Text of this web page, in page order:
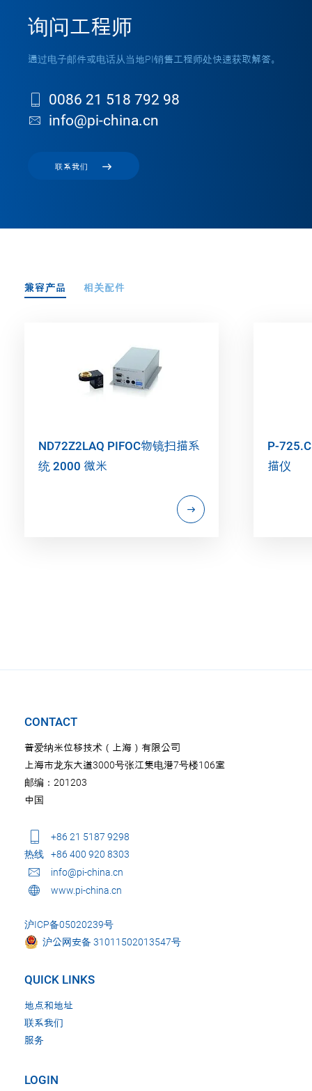
询问工程师
通过电子邮件或电话从当地PI销售工程师处快速获取解答。
0086 21 518 792 98
info@pi-china.cn
联系我们
兼容产品 相关配件
ND72Z2LAQ PIFOC物镜扫描系
统 2000 微米
P-
描仪
CONTACT
普爱纳米位移技术（上海）有限公司
上海市龙东大道3000号张江集电港7号楼106室
邮编：201203
中国
+86 21 5187 9298
热线
+86 400 920 8303
info@pi-china.cn
www.pi-china.cn
沪ICP备05020239号
沪公网安备 31011502013547号
QUICK LINKS
地点和地址
联系我们
服务
LOGIN